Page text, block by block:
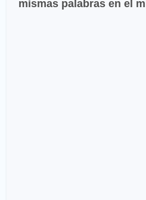
mismas palabras en el